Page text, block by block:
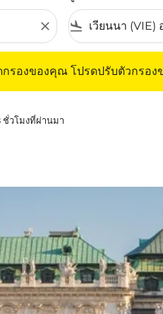
close flight_land
รองของคุณ โปรดปรับตัวกรอ
วโมงที่ผ่านมา